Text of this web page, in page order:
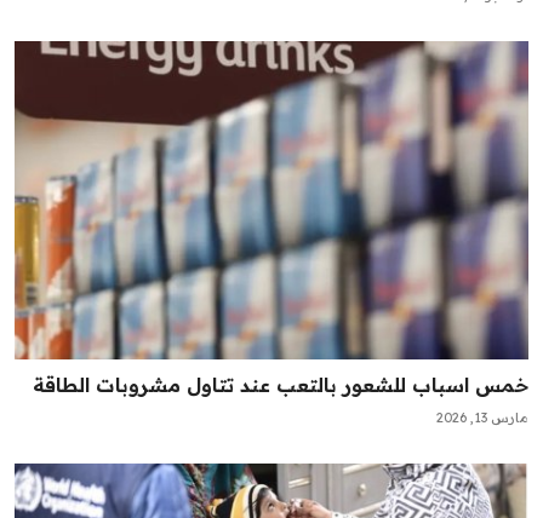
خمس اسباب للشعور بالتعب عند تتاول مشروبات الطاقة
مارس 13, 2026